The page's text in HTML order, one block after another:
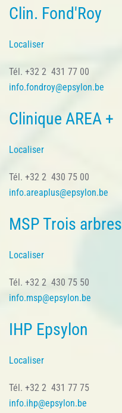
Clin. Fond'Roy
Localiser
Tél. +32 2 431 77 00
info.fondroy@epsylon.be
Clinique AREA +
Localiser
Tél. +32 2 430 75 00
info.areaplus@epsylon.be
MSP Trois arbres
Localiser
Tél. +32 2 430 75 50
info.msp@epsylon.be
IHP Epsylon
Localiser
Tél. +32 2 431 77 75
info.ihp@epsylon.be